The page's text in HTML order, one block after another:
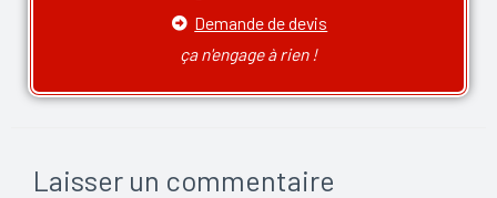
Demande de devis
ça n'engage à rien !
Laisser un commentaire